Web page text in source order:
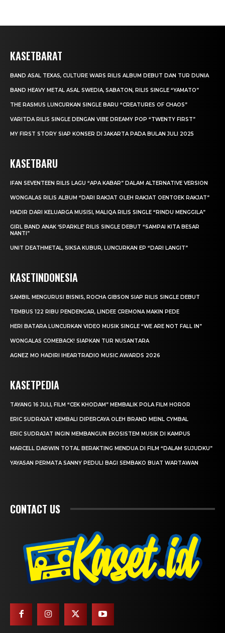
KASETBARAT
BAND ASAL TEXAS, CULTURE WARS RILIS ALBUM DEBUT DAN TUR DUNIA
BAND HEAVY METAL ASAL SWEDIA, SABATON, RILIS SINGLE “YAMATO”
THE RASMUS LUNCURKAN SINGLE BARU “CREATURES OF CHAOS”
VARITDA RILIS SINGLE DENGAN VIBE DREAMY POP “TWENTY FIRST”
MY FIRST STORY SIAP KONSER DI JAKARTA PADA BULAN JULI 2025
KASETBARU
IFAN SEVENTEEN RILIS LAGU “APA KABAR” DALAM ALTERNATIVE VERSION
WONGALAS RILIS ALBUM “DARI RAKJAT OLEH RAKJAT OENTOEK RAKJAT”
HADIR DARI KELUARGA MUSISI, MALIQA RILIS SINGLE “RINDU MENGGILA”
GIRL BAND ANAK ‘SPARKLE’ RILIS SINGLE DEBUT “SAMPAI KITA BESAR
NANTI”
UNIT DEATHMETAL, SIKSA KUBUR, LUNCURKAN EP “DARI LANGIT”
KASETINDONESIA
SAMBIL MENGURUSI BISNIS, ROCHA GIBSON SIAP RILIS SINGLE DEBUT
TEMBUS 122 RIBU PENDENGAR, LINDEE CREMONA MAKIN PEDE
HERI BATARA LUNCURKAN VIDEO MUSIK SINGLE “WE ARE NOT FALL IN”
WONGALAS COMEBACK! SIAPKAN TUR NUSANTARA
AGNEZ MO HADIRI IHEARTRADIO MUSIC AWARDS 2026
KASETPEDIA
TAYANG 16 JULI, FILM “CEK KHODAM” MEMBALIK POLA FILM HOROR
ERIC SUDRAJAT KEMBALI DIPERCAYA OLEH BRAND MEINL CYMBAL
ERIC SUDRAJAT INGIN MEMBANGUN EKOSISTEM MUSIK DI KAMPUS
MARCELL DARWIN TOTAL BERAKTING MENDUA DI FILM “DALAM SUJUDKU”
YAYASAN PERMATA SANNY PEDULI BAGI SEMBAKO BUAT WARTAWAN
CONTACT US